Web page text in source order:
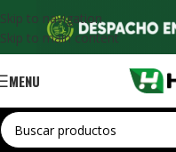
Skip to navigation
Skip to main content
MENU